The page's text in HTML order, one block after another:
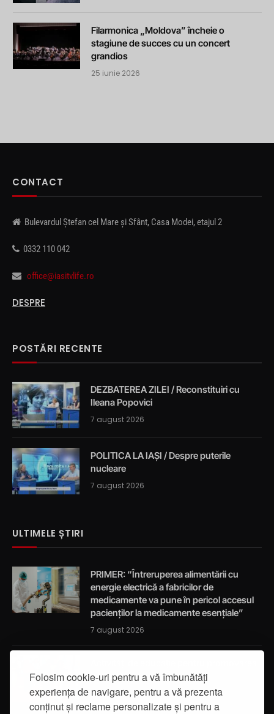
Folosim cookie-uri pentru a vă îmbunătăți
experiența de navigare, pentru a vă prezenta
conținut și reclame personalizate și pentru a
Filarmonica „Moldova” încheie o
stagiune de succes cu un concert
grandios
25 iunie 2026
CONTACT
Bulevardul Ștefan cel Mare și Sfânt, Casa Modei, etajul 2
0332 110 042
office@iasitvlife.ro
DESPRE
POSTĂRI RECENTE
DEZBATEREA ZILEI / Reconstituiri cu
Ileana Popovici
7 august 2026
POLITICA LA IAȘI / Despre puterile
nucleare
7 august 2026
ULTIMELE ȘTIRI
PRIMER: “Întreruperea alimentării cu
energie electrică a fabricilor de
medicamente va pune în pericol accesul
pacienților la medicamente esențiale”
7 august 2026
integrității
7 august 2026